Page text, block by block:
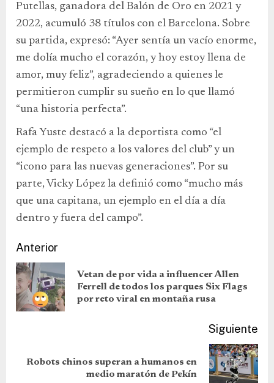
Putellas, ganadora del Balón de Oro en 2021 y
2022, acumuló 38 títulos con el Barcelona. Sobre
su partida, expresó: “Ayer sentía un vacío enorme,
me dolía mucho el corazón, y hoy estoy llena de
amor, muy feliz”, agradeciendo a quienes le
permitieron cumplir su sueño en lo que llamó
“una historia perfecta”.
Rafa Yuste destacó a la deportista como “el
ejemplo de respeto a los valores del club” y un
“icono para las nuevas generaciones”. Por su
parte, Vicky López la definió como “mucho más
que una capitana, un ejemplo en el día a día
dentro y fuera del campo”.
Anterior
Vetan de por vida a influencer Allen
Ferrell de todos los parques Six Flags
por reto viral en montaña rusa
Siguiente
Robots chinos superan a humanos en
medio maratón de Pekín